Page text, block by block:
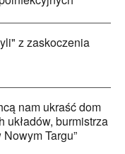
z zaskoczenia
nam ukraść dom
układów, burmistrza
Targu”